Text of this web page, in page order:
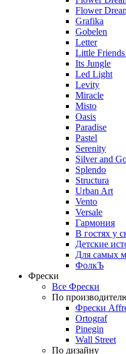
Flower
Grafika
Gobelen
Letter
Little Friends
Its Jungle
Led Light
Levity
Miracle
Misto
Oasis
Paradise
Pastel
Serenity
Silver and
Splendo
Structura
Urban Art
Vento
Versale
Гармония
В гостях у
Детские
Для самых
ФолкЪ
Фрески
Все Фрески
По
Фрески
Ortograf
Pinegin
Wall Street
По дизайну